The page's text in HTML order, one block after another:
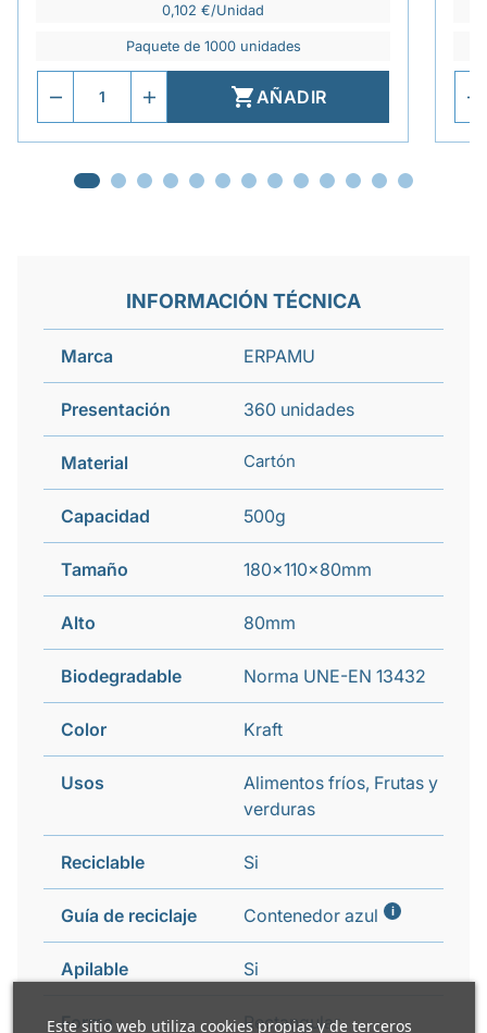
Este sitio web utiliza cookies propias y de terceros
0,102 €/Unidad
Paquete de 1000 unidades
AÑADIR
INFORMACIÓN TÉCNICA
Marca ERPAMU
Presentación 360 unidades
Material Cartón
Capacidad 500g
Tamaño 180x110x80mm
Alto 80mm
Biodegradable Norma UNE-EN 13432
Color Kraft
Usos
Alimentos fríos, Frutas y
verduras
Reciclable Si
Guía de reciclaje Contenedor azul i
Apilable Si
Forma Rectangular